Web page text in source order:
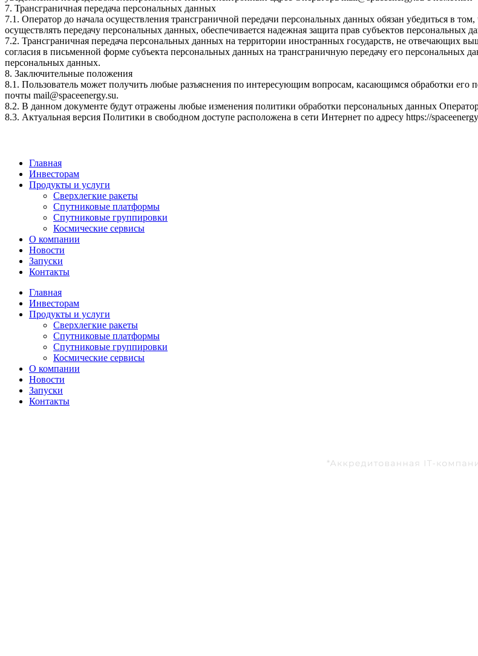
7. Трансграничная передача персональных данных
7.1. Оператор до начала осуществления трансграничной передачи персональных данных обязан убедиться в
осуществлять передачу персональных данных, обеспечивается надежная защита прав субъектов персональных
7.2. Трансграничная передача персональных данных на территории иностранных государств, не отвечающих
согласия в письменной форме субъекта персональных данных на трансграничную передачу его персональных
персональных данных.
8. Заключительные положения
8.1. Пользователь может получить любые разъяснения по интересующим вопросам, касающимся обработки
почты mail@spaceenergy.su.
8.2. В данном документе будут отражены любые изменения политики обработки персональных данных
8.3. Актуальная версия Политики в свободном доступе расположена в сети Интернет по адресу https://
Главная
Инвесторам
Продукты и услуги
Сверхлегкие ракеты
Спутниковые платформы
Спутниковые группировки
Космические сервисы
О компании
Новости
Запуски
Контакты
Главная
Инвесторам
Продукты и услуги
Сверхлегкие ракеты
Спутниковые платформы
Спутниковые группировки
Космические сервисы
О компании
Новости
Запуски
Контакты